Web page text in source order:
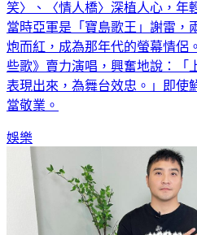
笑〉、〈情人橋〉深植人心，年
當時亞軍是「寶島歌王」謝雷，
炮而紅，成為那年代的螢幕情侶
些歌》賣力演唱，興奮地說：「
表現出來，為舞台效忠。」即使
當敬業。
娛樂